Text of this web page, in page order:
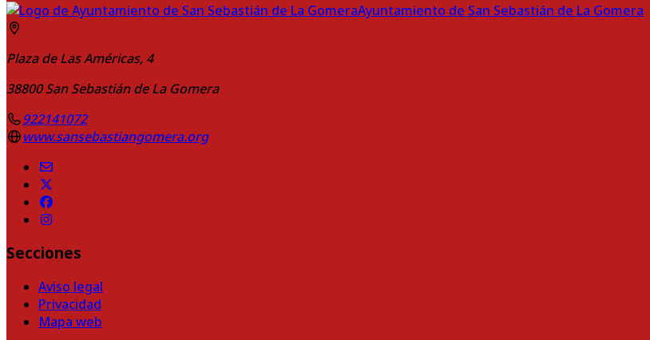
Ayuntamiento de San Sebastián de La Gomera
Plaza de Las Américas, 4
38800 San Sebastián de La Gomera
922141072
www.sansebastiangomera.org
Secciones
Aviso legal
Privacidad
Mapa web